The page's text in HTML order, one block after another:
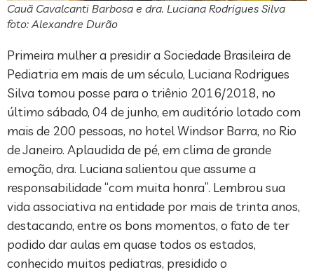
Cauã Cavalcanti Barbosa e dra. Luciana Rodrigues Silva
foto: Alexandre Durão
Primeira mulher a presidir a Sociedade Brasileira de
Pediatria em mais de um século, Luciana Rodrigues
Silva tomou posse para o triênio 2016/2018, no
último sábado, 04 de junho, em auditório lotado com
mais de 200 pessoas, no hotel Windsor Barra, no Rio
de Janeiro. Aplaudida de pé, em clima de grande
emoção, dra. Luciana salientou que assume a
responsabilidade “com muita honra”. Lembrou sua
vida associativa na entidade por mais de trinta anos,
destacando, entre os bons momentos, o fato de ter
podido dar aulas em quase todos os estados,
conhecido muitos pediatras, presidido o